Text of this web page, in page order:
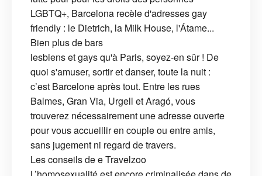
LGBTQ+, Barcelona recèle d'adresses gay
friendly : le Dietrich, la Milk House, l'Átame...
Bien plus de bars
lesbiens et gays qu'à Paris, soyez-en sûr ! De
quoi s'amuser, sortir et danser, toute la nuit :
c’est Barcelone après tout. Entre les rues
Balmes, Gran Via, Urgell et Aragó, vous
trouverez nécessairement une adresse ouverte
pour vous accueillir en couple ou entre amis,
sans jugement ni regard de travers.
Les conseils de e Travelzoo